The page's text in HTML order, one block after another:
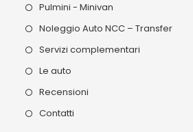
Pulmini - Minivan
Noleggio Auto NCC – Transfer
Servizi complementari
Le auto
Recensioni
Contatti